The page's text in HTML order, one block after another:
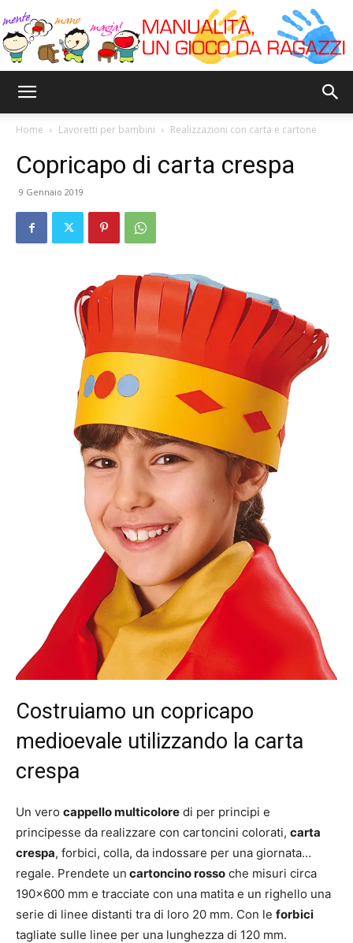
Home Lavoretti per bambini Realizzazioni con carta e cartone
Copricapo di carta crespa
9 Gennaio 2019
Costruiamo un copricapo
medioevale utilizzando la carta
crespa
Un vero cappello multicolore di per principi e
principesse da realizzare con cartoncini colorati, carta
crespa, forbici, colla, da indossare per una giornata…
regale. Prendete un cartoncino rosso che misuri circa
190×600 mm e tracciate con una matita e un righello una
serie di linee distanti tra di loro 20 mm. Con le forbici
tagliate sulle linee per una lunghezza di 120 mm.